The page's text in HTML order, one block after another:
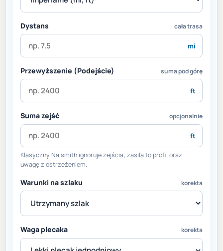
Dystans cała trasa
mi
Przewyższenie (Podejście) suma pod górę
ft
Suma zejść opcjonalnie
ft
Klasyczny Naismith ignoruje zejścia; zasila to profil oraz
uwagę z ostrzeżeniem.
Warunki na szlaku korekta
Waga plecaka korekta